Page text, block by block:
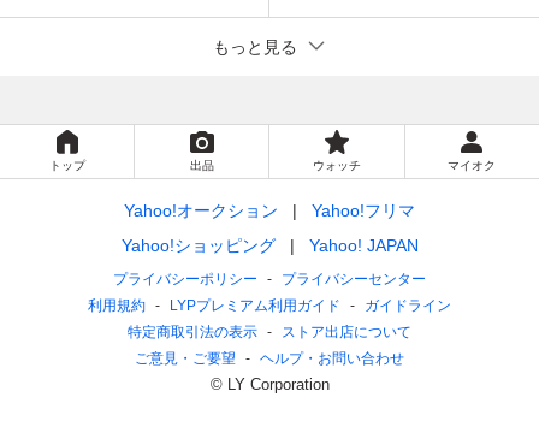
もっと見る
トップ 出品 ウォッチ マイオク
Yahoo!オークション
Yahoo!フリマ
Yahoo!ショッピング
Yahoo! JAPAN
プライバシーポリシー
プライバシーセンター
利用規約
LYPプレミアム利用ガイド
ガイドライン
特定商取引法の表示
ストア出店について
ご意見・ご要望
ヘルプ・お問い合わせ
© LY Corporation